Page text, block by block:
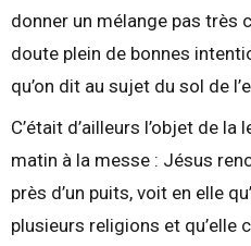
donner un mélange pas très
doute plein de bonnes
qu’on dit au sujet du sol de
C’était d’ailleurs l’objet de la
matin à la messe : Jésus
près d’un puits, voit en elle
plusieurs religions et qu’elle